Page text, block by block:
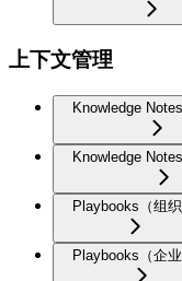
上下文管理
Knowledge Notes
Knowledge
Playbooks（组织
Playbooks（企业